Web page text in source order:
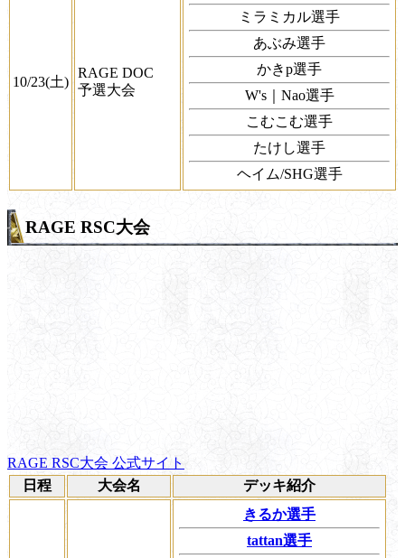
10/23(土)
RAGE DOC
予選大会
ミラミカル選手
あぶみ選手
かきp選手
W's｜Nao選手
こむこむ選手
たけし選手
ヘイム/SHG選手
RAGE RSC大会
RAGE RSC大会 公式サイト
日程
大会名 デッキ紹介
きるか選手
tattan選手